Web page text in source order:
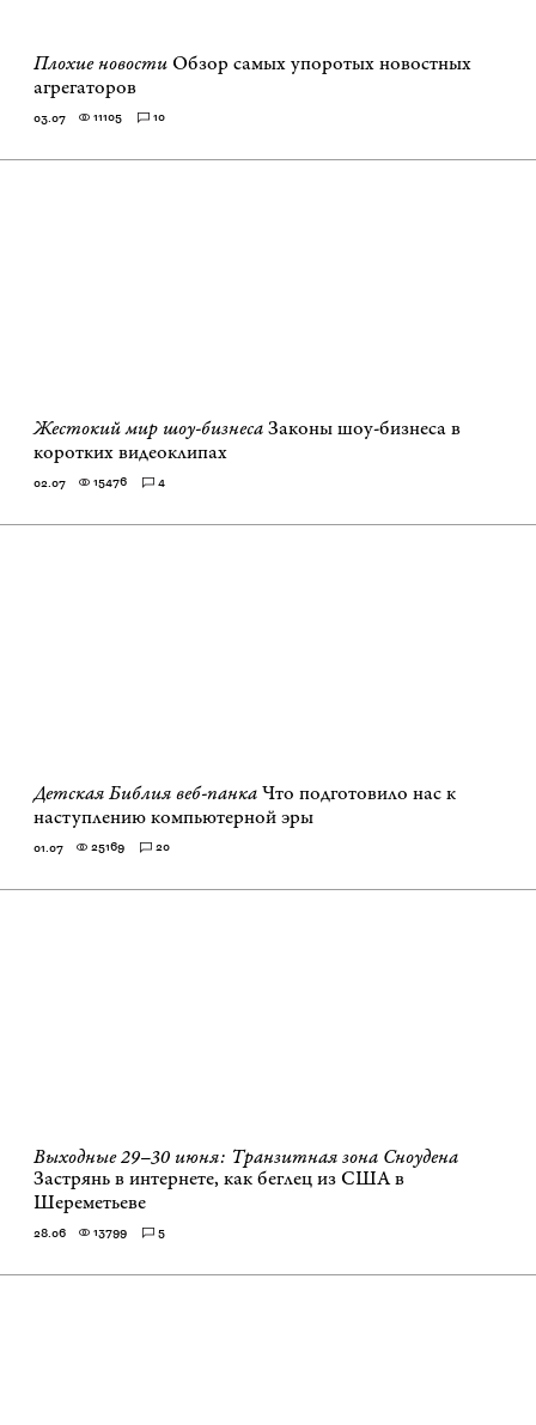
Плохие новости Обзор самых упоротых новостных
агрегаторов
03.07 11105 10
Жестокий мир шоу-бизнесаЗаконы шоу-бизнеса в
коротких видеоклипах
02.07 15476 4
Детская Библия веб-панкаЧто подготовило нас к
наступлению компьютерной эры
01.07 25169 20
Выходные 29–30 июня: Транзитная зона Сноудена
Застрянь в интернете, как беглец из США в
Шереметьеве
28.06 13799 5